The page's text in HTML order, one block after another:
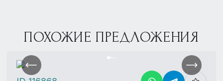
ПОХОЖИЕ ПРЕДЛОЖЕНИЯ